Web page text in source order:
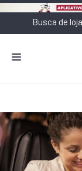
LOJAS
ALIMENTAÇÃO
CONTATO